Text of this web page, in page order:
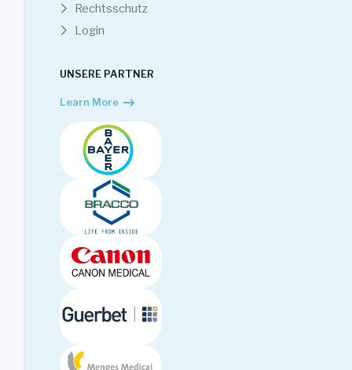
Rechtsschutz
Login
UNSERE PARTNER
Learn More